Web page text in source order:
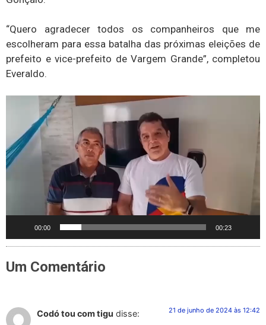
“Quero agradecer todos os companheiros que me
escolheram para essa batalha das próximas eleições de
prefeito e vice-prefeito de Vargem Grande”, completou
Everaldo.
vídeo
00:00 00:23
Um Comentário
Codó tou com tigu disse: 21 de junho de 2024 às 12:42